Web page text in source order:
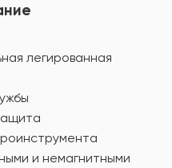
легированная
и немагнитными